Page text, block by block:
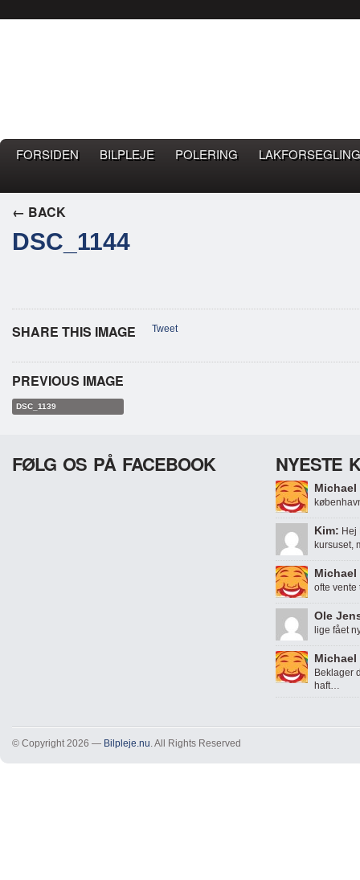
FORSIDEN BILPLEJE POLERING
← BACK
DSC_1144
SHARE THIS IMAGE Tweet
PREVIOUS IMAGE
DSC_1139
FØLG OS PÅ FACEBOOK NYESTE
Michael
Kim: Hej
kursuset,
Michael
ofte
Ole
lige fået
Michael
Beklager
haft…
© Copyright 2026 — Bilpleje.nu. All Rights Reserved